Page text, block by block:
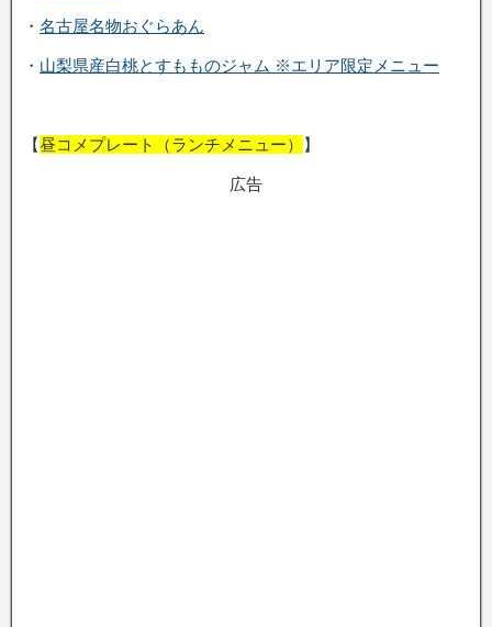
・ 名古屋名物おぐらあん
・ 山梨県産白桃とすもものジャム ※エリア限定メニュー
【昼コメプレート（ランチメニュー） 】
広告